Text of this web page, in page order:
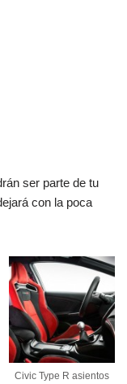
ser parte de tu
con la poca
Civic Type R asientos